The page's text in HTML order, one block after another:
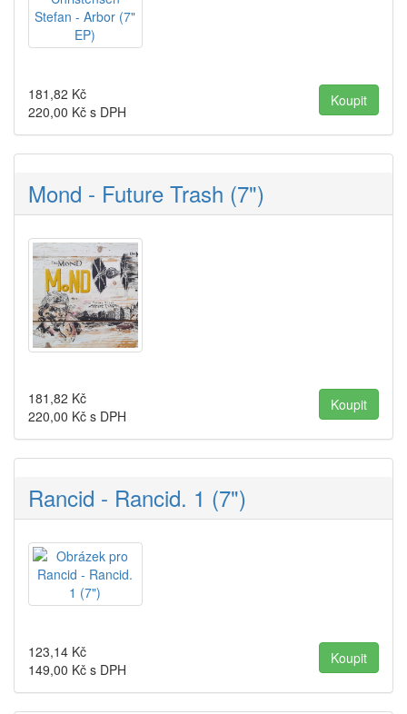
181,82 Kč
220,00 Kč s DPH
Mond - Future Trash (7")
181,82 Kč
220,00 Kč s DPH
Rancid - Rancid. 1 (7")
123,14 Kč
149,00 Kč s DPH